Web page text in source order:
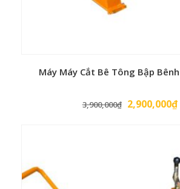
Máy Máy Cắt Bê Tông Bập
3,900,000₫ Giá
2,900,000₫